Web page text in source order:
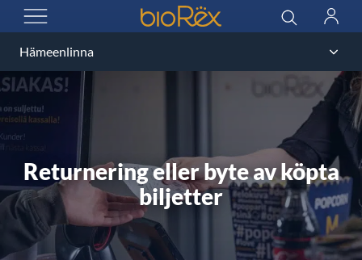
AVAA VALIKKO
BioRex Cinemas Haku
Returnering eller byte av köpta
biljetter